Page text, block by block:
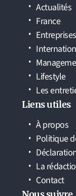
Actualités
France
Entreprises
Lifestyle
Les
Liens utiles
À propos
Politique
La
Contact